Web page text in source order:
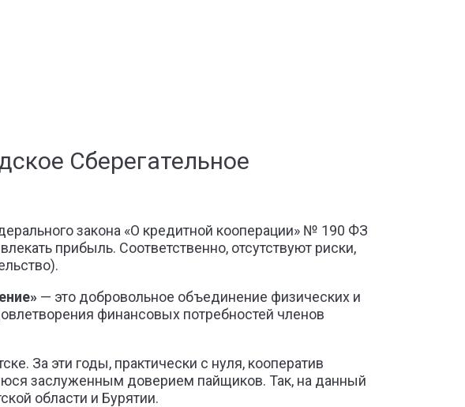
Сберегательное
закона «О кредитной кооперации» № 190 ФЗ
прибыль. Соответственно, отсутствуют риски,
— это добровольное объединение физических и
финансовых потребностей членов
За эти годы, практически с нуля, кооператив
заслуженным доверием пайщиков. Так, на данный
области и Бурятии.